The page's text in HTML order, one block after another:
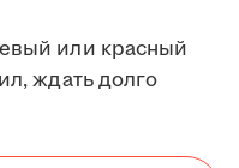
или красный
ждать долго